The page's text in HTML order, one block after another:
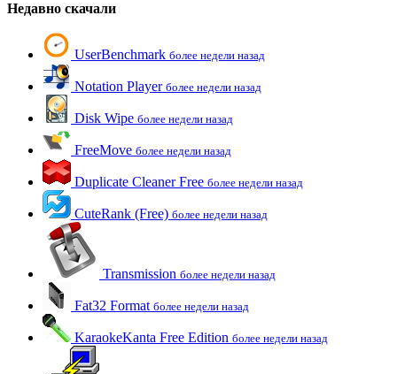
Недавно скачали
UserBenchmark более недели назад
Notation Player более недели назад
Disk Wipe более недели назад
FreeMove более недели назад
Duplicate Cleaner Free более недели назад
CuteRank (Free) более недели назад
Transmission более недели назад
Fat32 Format более недели назад
KaraokeKanta Free Edition более недели назад